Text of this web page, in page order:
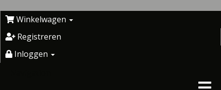
to
content
Winkelwagen
Registreren
Inloggen